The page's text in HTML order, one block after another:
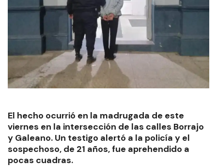
El hecho ocurrió en la madrugada de este
viernes en la intersección de las calles Borrajo
y Galeano. Un testigo alertó a la policía y el
sospechoso, de 21 años, fue aprehendido a
pocas cuadras.